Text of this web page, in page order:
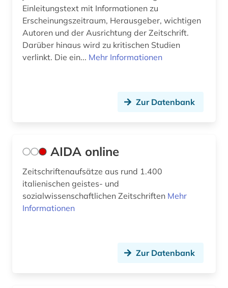
fid darstellende kunst (1)
fid romanistik (2)
film (5)
forschung (1)
forschungsprojekt (1)
fotografie (1)
francesco (1)
frankreich <nord> (1)
Einleitungstext mit Informationen zu
Erscheinungszeitraum, Herausgeber, wichtigen
Autoren und der Ausrichtung der Zeitschrift.
Darüber hinaus wird zu kritischen Studien
verlinkt. Die ein... Mehr Informationen
Zur Datenbank
AIDA online
Zeitschriftenaufsätze aus rund 1.400
italienischen geistes- und
sozialwissenschaftlichen Zeitschriften Mehr
Informationen
Zur Datenbank